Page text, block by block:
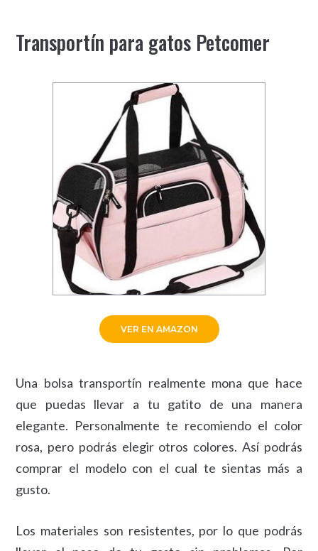
Transportín para gatos Petcomer
VER EN AMAZON
Una bolsa transportín realmente mona que hace
que puedas llevar a tu gatito de una manera
elegante. Personalmente te recomiendo el color
rosa, pero podrás elegir otros colores. Así podrás
comprar el modelo con el cual te sientas más a
gusto.
Los materiales son resistentes, por lo que podrás